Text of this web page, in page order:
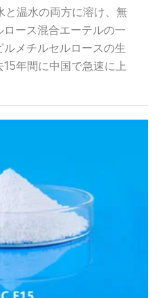
温水の両方に溶け、無
ース混合エーテルの一
メチルセルロースの生
年間に中国で急速に上